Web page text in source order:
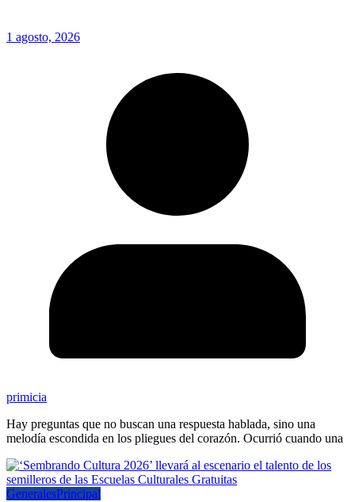
1 agosto, 2026
primicia
Hay preguntas que no buscan una respuesta hablada, sino una
melodía escondida en los pliegues del corazón. Ocurrió cuando una
GeneralesPrincipal